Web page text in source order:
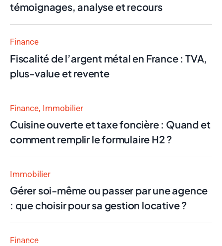
témoignages, analyse et recours
Finance
Fiscalité de l’argent métal en France : TVA,
plus-value et revente
Finance Immobilier
Cuisine ouverte et taxe foncière : Quand et
comment remplir le formulaire H2 ?
Immobilier
Gérer soi-même ou passer par une agence
: que choisir pour sa gestion locative ?
Finance
Finance